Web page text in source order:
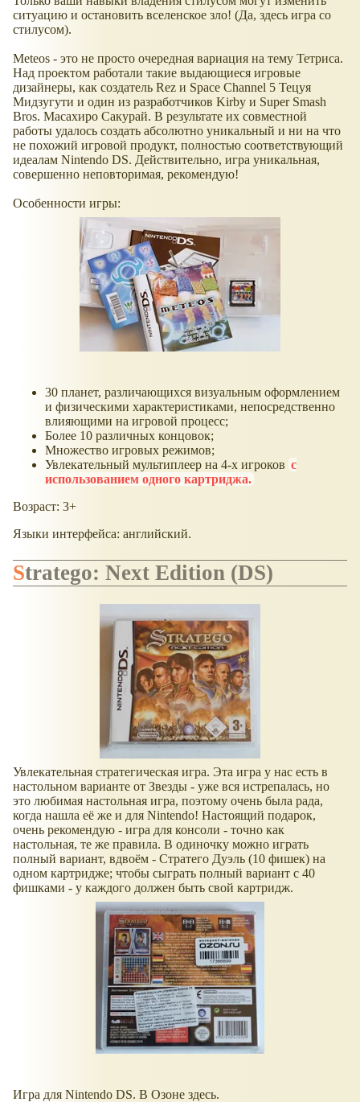
ситуацию и остановить вселенское зло! (Да, здесь игра со
стилусом).
Meteos - это не просто очередная вариация на тему Тетриса.
Над проектом работали такие выдающиеся игровые
дизайнеры, как создатель Rez и Space Channel 5 Тецуя
Мидзугути и один из разработчиков Kirby и Super Smash
Bros. Масахиро Сакурай. В результате их совместной
работы удалось создать абсолютно уникальный и ни на что
не похожий игровой продукт, полностью соответствующий
идеалам Nintendo DS. Действительно, игра уникальная,
совершенно неповторимая, рекомендую!
Особенности игры:
30 планет, различающихся визуальным оформлением
и физическими характеристиками, непосредственно
влияющими на игровой процесс;
Более 10 различных концовок;
Множество игровых режимов;
Увлекательный мультиплеер на 4-х игроков с
использованием одного картриджа.
Возраст: 3+
Языки интерфейса: английский.
Stratego: Next Edition (DS)
Увлекательная стратегическая игра. Эта игра у нас есть в
настольном варианте от Звезды - уже вся истрепалась, но
это любимая настольная игра, поэтому очень была рада,
когда нашла её же и для Nintendo! Настоящий подарок,
очень рекомендую - игра для консоли - точно как
настольная, те же правила. В одиночку можно играть
полный вариант, вдвоём - Стратего Дуэль (10 фишек) на
одном картридже; чтобы сыграть полный вариант с 40
фишками - у каждого должен быть свой картридж.
Игра для Nintendo DS. В Озоне здесь.